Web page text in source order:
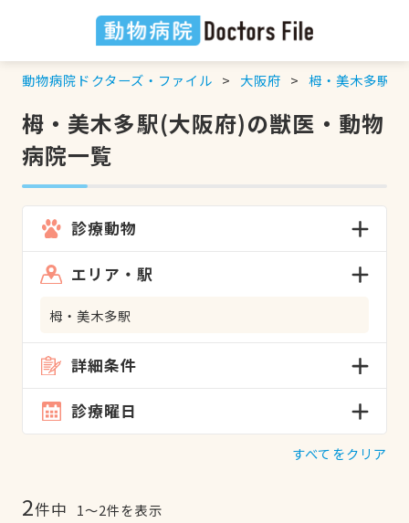
動物病院ドクターズ・ファイル 大阪府 栂・美木多駅
栂・美木多駅(大阪府)の獣医・動物
病院一覧
診療動物
エリア・駅
栂・美木多駅
詳細条件
診療曜日
すべてをクリア
2件中 1〜2件を表示